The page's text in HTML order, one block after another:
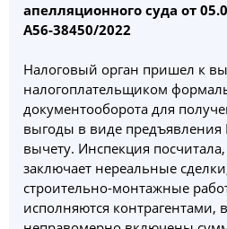
апелляционного суда от
А56-38450/2022
Налоговый орган пришел к
налогоплательщиком
документооборота для
выгоды в виде предъявления
вычету. Инспекция
заключает нереальные
строительно-монтажные
исполняются контрагентами,